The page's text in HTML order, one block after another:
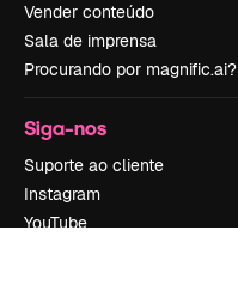
Vender conteúdo
Sala de imprensa
Procurando por magnific.ai?
Siga-nos
Suporte ao cliente
Instagram
YouTube